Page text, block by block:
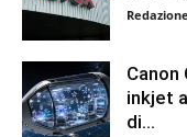
Canon
inkjet
di...